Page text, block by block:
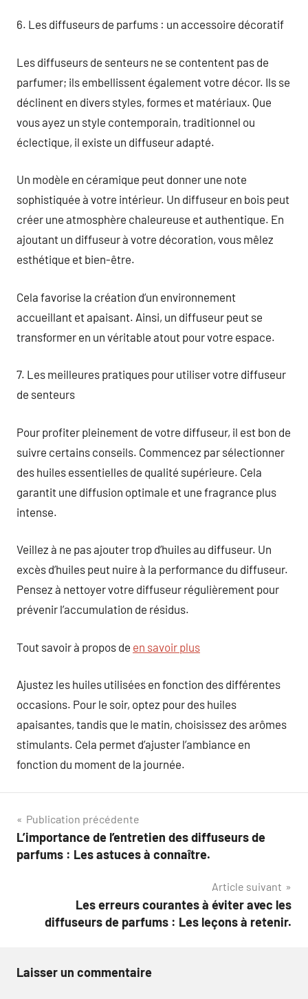
6. Les diffuseurs de parfums : un accessoire décoratif
Les diffuseurs de senteurs ne se contentent pas de
parfumer; ils embellissent également votre décor. Ils se
déclinent en divers styles, formes et matériaux. Que
vous ayez un style contemporain, traditionnel ou
éclectique, il existe un diffuseur adapté.
Un modèle en céramique peut donner une note
sophistiquée à votre intérieur. Un diffuseur en bois peut
créer une atmosphère chaleureuse et authentique. En
ajoutant un diffuseur à votre décoration, vous mêlez
esthétique et bien-être.
Cela favorise la création d’un environnement
accueillant et apaisant. Ainsi, un diffuseur peut se
transformer en un véritable atout pour votre espace.
7. Les meilleures pratiques pour utiliser votre diffuseur
de senteurs
Pour profiter pleinement de votre diffuseur, il est bon de
suivre certains conseils. Commencez par sélectionner
des huiles essentielles de qualité supérieure. Cela
garantit une diffusion optimale et une fragrance plus
intense.
Veillez à ne pas ajouter trop d’huiles au diffuseur. Un
excès d’huiles peut nuire à la performance du diffuseur.
Pensez à nettoyer votre diffuseur régulièrement pour
prévenir l’accumulation de résidus.
Tout savoir à propos de en savoir plus
Ajustez les huiles utilisées en fonction des différentes
occasions. Pour le soir, optez pour des huiles
apaisantes, tandis que le matin, choisissez des arômes
stimulants. Cela permet d’ajuster l’ambiance en
fonction du moment de la journée.
Navigation
de
Publication précédente
L’importance de l’entretien des diffuseurs de
parfums : Les astuces à connaître.
Article suivant
Les erreurs courantes à éviter avec les
diffuseurs de parfums : Les leçons à retenir.
Laisser un commentaire